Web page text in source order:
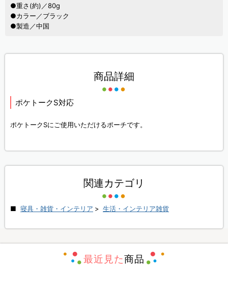
●重さ(約)／80g
●カラー／ブラック
●製造／中国
商品詳細
ポケトークS対応
ポケトークSにご使用いただけるポーチです。
関連カテゴリ
寝具・雑貨・インテリア > 生活・インテリア雑貨
最近見た商品